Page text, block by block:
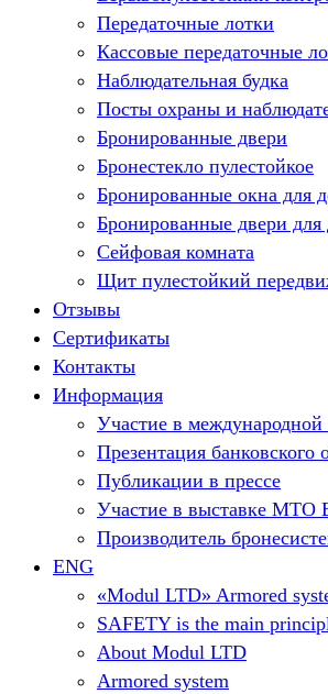
Передаточные лотки
Кассовые передаточные
Наблюдательная будка
Посты охраны и
Бронированные двери
Бронестекло пулестойкое
Бронированные окна для
Бронированные двери
Сейфовая комната
Щит пулестойкий
Отзывы
Сертификаты
Контакты
Информация
Участие в
Презентация банковского
Публикации в прессе
Участие в выставке МТО
Производитель
ENG
«Modul LTD» Armored
SAFETY is the main
About Modul LTD
Armored system